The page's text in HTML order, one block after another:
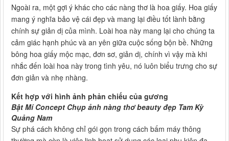
Ngoài ra, một gợi ý khác cho các nàng thơ là hoa giấy. Hoa giấy
mang ý nghĩa bảo vệ cái đẹp và mang lại điều tốt lành bằng
chính sự giản dị của mình. Loài hoa này mang lại cho chúng ta
cảm giác hạnh phúc và an yên giữa cuộc sống bộn bề. Những
bông hoa giấy mộc mạc, đơn sơ, giản dị, chính vì vậy mà khi
nhắc đến loài hoa này trong tình yêu, nó luôn biểu trưng cho sự
đơn giản và nhẹ nhàng.
Kết hợp với hình ảnh phản chiếu của gương
Bật Mí Concept Chụp ảnh nàng thơ beauty đẹp Tam Kỳ
Quảng Nam
Sự phá cách không chỉ gói gọn trong cách bấm máy thông